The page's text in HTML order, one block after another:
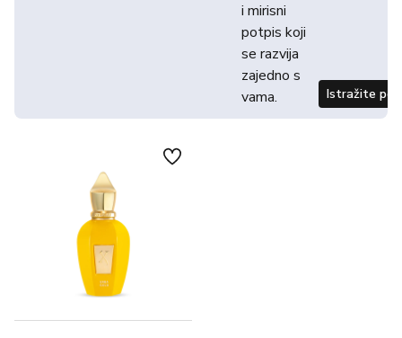
i mirisni
potpis koji
se razvija
zajedno s
vama.
Istražite